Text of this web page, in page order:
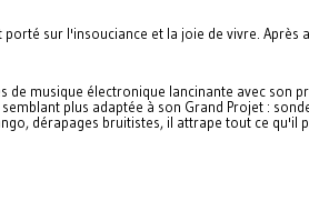
sur l'insouciance et la joie de vivre.
de musique électronique lancinante avec
plus adaptée à son Grand Projet :
dérapages bruitistes, il attrape tout ce qu'il